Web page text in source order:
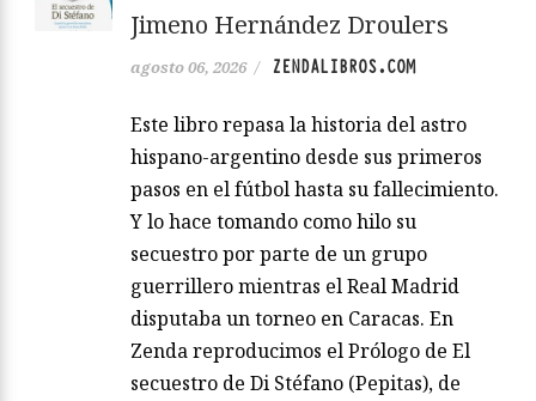
Jimeno Hernández Droulers
agosto 06, 2026 / ZENDALIBROS.COM
Este libro repasa la historia del astro
hispano-argentino desde sus primeros
pasos en el fútbol hasta su fallecimiento.
Y lo hace tomando como hilo su
secuestro por parte de un grupo
guerrillero mientras el Real Madrid
disputaba un torneo en Caracas. En
Zenda reproducimos el Prólogo de El
secuestro de Di Stéfano (Pepitas), de